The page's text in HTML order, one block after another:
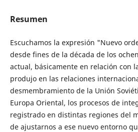
Resumen
Escuchamos la expresión "Nuevo
desde fines de la década de los
actual, básicamente en relación con
produjo en las relaciones
desmembramiento de la Unión
Europa Oriental, los procesos de
registrado en distintas regiones del
de ajustarnos a ese nuevo entorno